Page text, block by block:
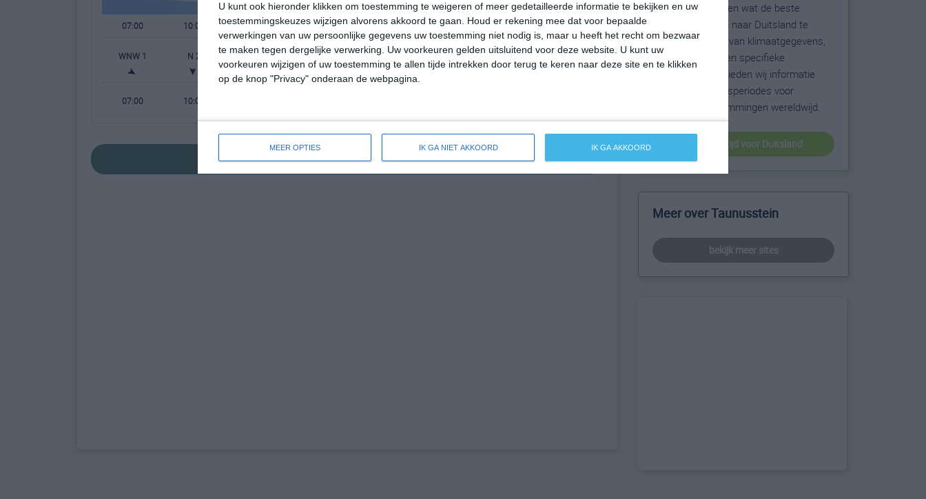
U kunt ook hieronder klikken om toestemming te weigeren of meer gedetailleerde informatie te bekijken en uw
toestemmingskeuzes wijzigen alvorens akkoord te gaan.
Houd er rekening mee dat voor bepaalde
verwerkingen van uw persoonlijke gegevens uw toestemming niet nodig is, maar u heeft het recht om bezwaar
te maken tegen dergelijke verwerking. Uw voorkeuren gelden uitsluitend voor deze website. U kunt uw
voorkeuren wijzigen of uw toestemming te allen tijde intrekken door terug te keren naar deze site en te klikken
op de knop "Privacy" onderaan de webpagina.
MEER OPTIES IK GA NIET AKKOORD IK GA AKKOORD
07:00 10:00 13:00 16:00 19:00 22:00 01:00 04:00
WNW 1 N 2 NNW 2 NNW 2 NNW 2 NW 1 N 1 NNW 1
07:00 10:00
bekijk de uitgebreide weersverwachting voor Taunusstein
reizen. Wil je weten wat de beste
maanden zijn om naar Duitsland te
reizen? Op basis van klimaatgegevens,
weersextremen en specifieke
weerinformatie bieden wij informatie
over de beste reisperiodes voor
duizenden bestemmingen wereldwijd.
beste reistijd voor Duitsland
Meer over Taunusstein
bekijk meer sites